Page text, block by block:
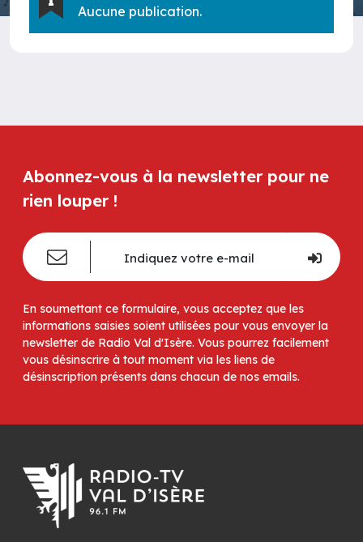
Aucune publication.
Abonnez-vous à la newsletter pour ne
rien louper !
En soumettant ce formulaire, vous acceptez que les
informations saisies soient utilisées pour vous envoyer la
newsletter de Radio Val d'Isère. Vous pourrez facilement
vous désinscrire à tout moment via les liens de
désinscription présents dans chacun de nos emails.